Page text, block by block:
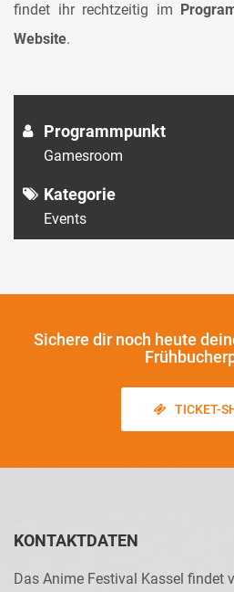
findet ihr rechtzeitig im
Website.
Programmpunkt
Gamesroom
Kategorie
Events
Sichere dir noch heute
TICKET-
KONTAKTDATEN
Das Anime Festival Kassel findet